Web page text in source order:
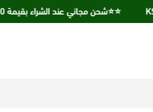
⭐️⭐️شحن مجاني عند الشراء بقيمة 250 ريال ⭐️⭐️